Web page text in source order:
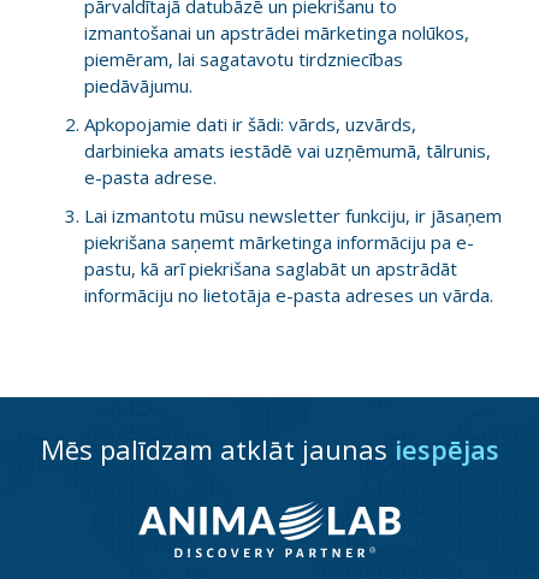
pārvaldītajā datubāzē un piekrišanu to
izmantošanai un apstrādei mārketinga nolūkos,
piemēram, lai sagatavotu tirdzniecības
piedāvājumu.
Apkopojamie dati ir šādi: vārds, uzvārds,
darbinieka amats iestādē vai uzņēmumā, tālrunis,
e-pasta adrese.
Lai izmantotu mūsu newsletter funkciju, ir jāsaņem
piekrišana saņemt mārketinga informāciju pa e-
pastu, kā arī piekrišana saglabāt un apstrādāt
informāciju no lietotāja e-pasta adreses un vārda.
Mēs palīdzam atklāt jaunas iespējas